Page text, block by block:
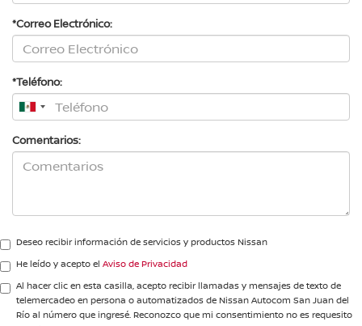
*Correo Electrónico:
*Teléfono:
Comentarios:
Deseo recibir información de servicios y productos Nissan
He leído y acepto el Aviso de Privacidad
Al hacer clic en esta casilla, acepto recibir llamadas y mensajes de texto de
telemercadeo en persona o automatizados de Nissan Autocom San Juan del
Río al número que ingresé. Reconozco que mi consentimiento no es requesito